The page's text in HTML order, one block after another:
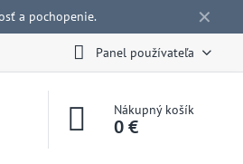
✕
a pochopenie.
Panel používateľa
Nákupný košík
0 €